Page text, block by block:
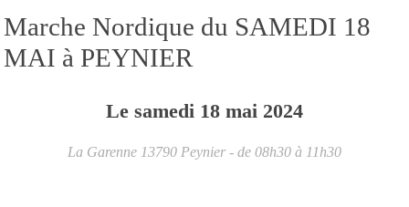
Marche Nordique du SAMEDI 18
MAI à PEYNIER
Le samedi 18 mai 2024
La Garenne 13790 Peynier - de 08h30 à 11h30